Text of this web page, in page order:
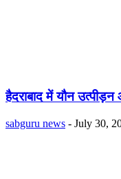
हैदराबाद में यौन
sabguru news - July 30,